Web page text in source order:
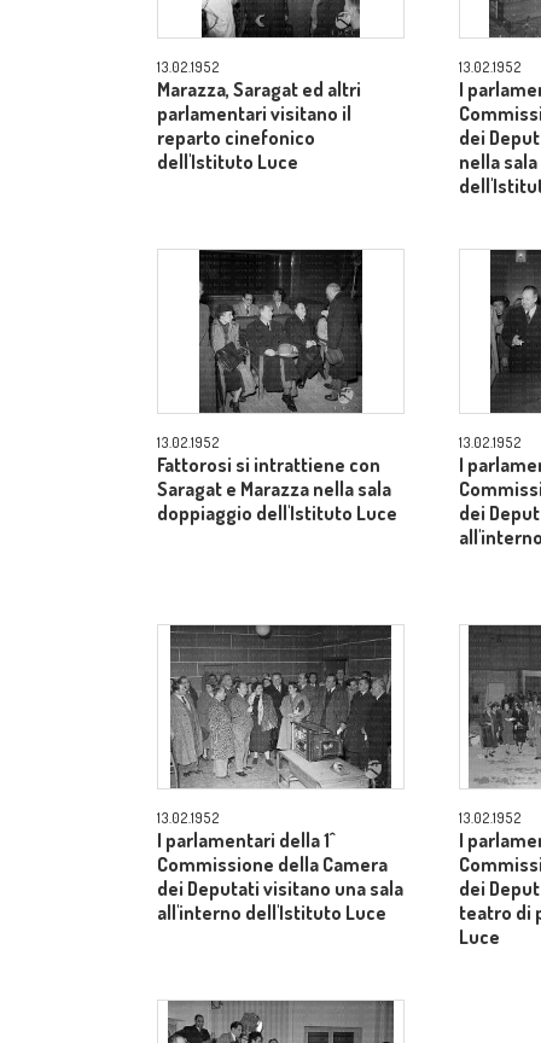
13.02.1952
Marazza, Saragat ed altri
parlamentari visitano il
reparto cinefonico
dell'Istituto Luce
13.02.1952
I
dei
nella
13.02.1952
Fattorosi si intrattiene con
Saragat e Marazza nella sala
doppiaggio dell'Istituto Luce
13.02.1952
I
dei
13.02.1952
I parlamentari della 1^
Commissione della Camera
dei Deputati visitano una sala
all'interno dell'Istituto Luce
13.02.1952
I
dei
teatro di
Luce